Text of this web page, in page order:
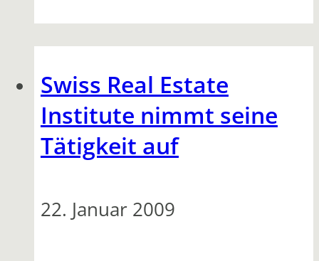
Swiss Real Estate
Institute nimmt seine
Tätigkeit auf
22. Januar 2009